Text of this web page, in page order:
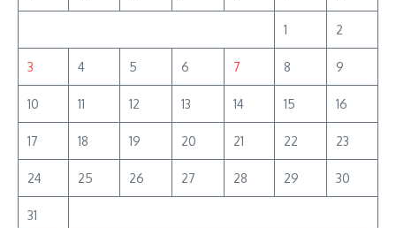
1 2
3 4 5 6 7 8 9
10 11 12 13 14 15 16
17 18 19 20 21 22 23
24 25 26 27 28 29 30
31